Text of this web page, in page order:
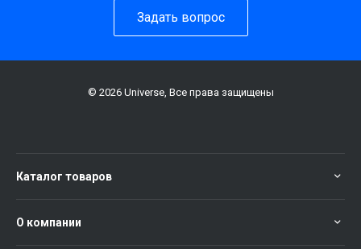
Задать вопрос
© 2026 Universe, Все права защищены
Каталог товаров
О компании